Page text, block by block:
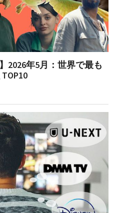
2026年5月：世界で最も